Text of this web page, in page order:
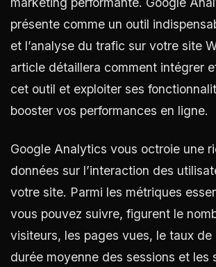
présente comme un outil
et l’analyse du trafic sur votre site
article détaillera comment intégrer
cet outil et exploiter ses
booster vos performances en ligne.
Google Analytics vous octroie une
données sur l’interaction des
votre site. Parmi les métriques
vous pouvez suivre, figurent le
visiteurs, les pages vues, le taux de
durée moyenne des sessions et les